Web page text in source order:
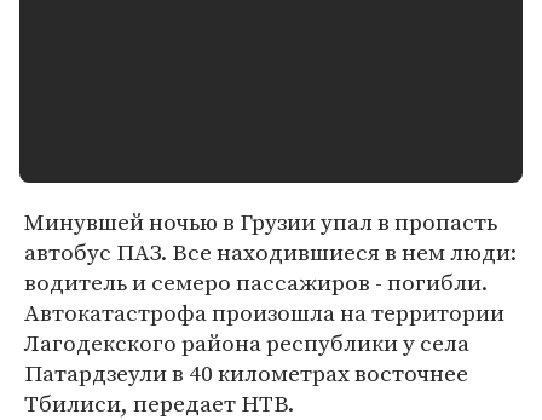
Минувшей ночью в Грузии упал в пропасть
автобус ПАЗ. Все находившиеся в нем люди:
водитель и семеро пассажиров - погибли.
Автокатастрофа произошла на территории
Лагодекского района республики у села
Патардзеули в 40 километрах восточнее
Тбилиси, передает НТВ.